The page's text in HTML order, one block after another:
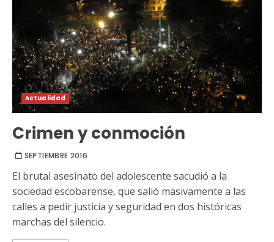
Actualidad
Crimen y conmoción
SEPTIEMBRE 2016
El brutal asesinato del adolescente sacudió a la
sociedad escobarense, que salió masivamente a las
calles a pedir justicia y seguridad en dos históricas
marchas del silencio.